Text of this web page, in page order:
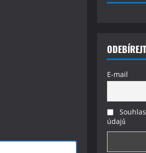
E-mail
údajů